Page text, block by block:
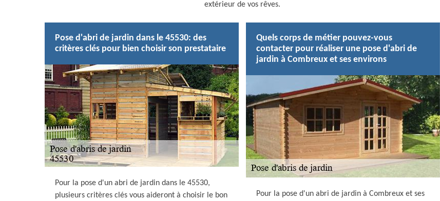
extérieur de vos rêves.
Pose d'abri de jardin dans le 45530: des
critères clés pour bien choisir son prestataire
Pour la pose d'un abri de jardin dans le 45530,
plusieurs critères clés vous aideront à choisir le bon
Quels corps de métier pouvez-vous
contacter pour réaliser une pose d'abri de
jardin à Combreux et ses environs
Pour la pose d'un abri de jardin à Combreux et ses